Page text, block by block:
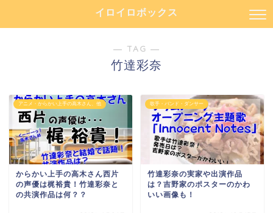
イロイロボックス
― TAG ―
竹達彩奈
アニメ・からかい上手の高木さん、他
からかい上手の高木さん西片
の声優は梶裕貴！竹達彩奈と
の共演作品は何？？
歌手・バンド・ダンサー
竹達彩奈の実家や出演作品
は？吉野家のポスターのかわ
いい画像も！